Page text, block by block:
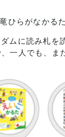
ひらがなかる
ムに読み札を
一人でも、